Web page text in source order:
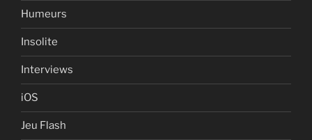
Humeurs
Insolite
Interviews
iOS
Jeu Flash